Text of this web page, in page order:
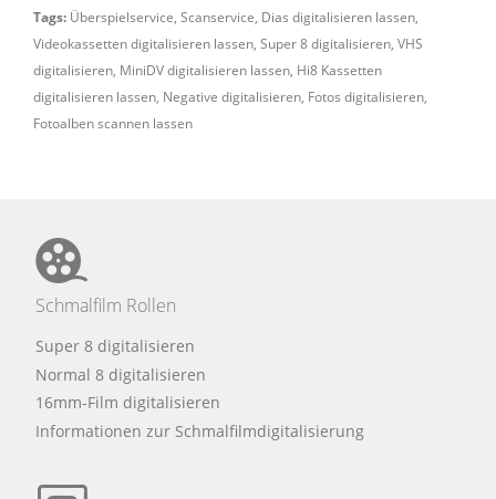
Tags: Überspielservice, Scanservice, Dias digitalisieren lassen,
Videokassetten digitalisieren lassen, Super 8 digitalisieren, VHS
digitalisieren, MiniDV digitalisieren lassen, Hi8 Kassetten
digitalisieren lassen, Negative digitalisieren, Fotos digitalisieren,
Fotoalben scannen lassen
Schmalfilm Rollen
Super 8 digitalisieren
Normal 8 digitalisieren
16mm-Film digitalisieren
Informationen zur Schmalfilmdigitalisierung